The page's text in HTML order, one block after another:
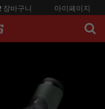
장바구니 마이페이지